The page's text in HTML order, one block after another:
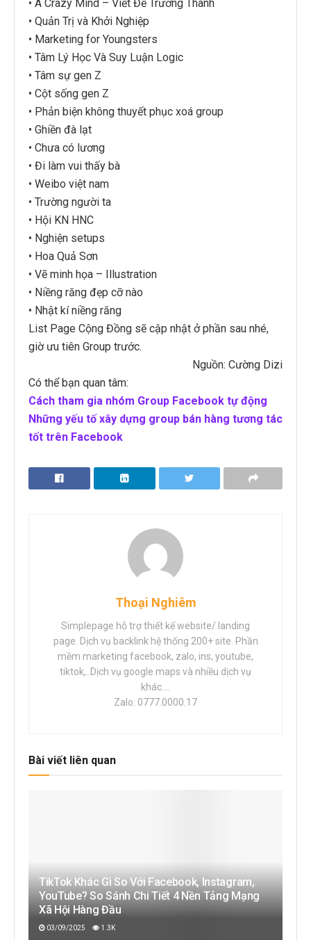
• A Crazy Mind – Viết Để Trưởng Thành
• Quản Trị và Khởi Nghiệp
• Marketing for Youngsters
• Tâm Lý Học Và Suy Luận Logic
• Tâm sự gen Z
• Cột sống gen Z
• Phản biện không thuyết phục xoá group
• Ghiền đà lạt
• Chưa có lương
• Đi làm vui thấy bà
• Weibo việt nam
• Trường người ta
• Hội KN HNC
• Nghiện setups
• Hoa Quả Sơn
• Vẽ minh họa – Illustration
• Niềng răng đẹp cỡ nào
• Nhật kí niềng răng
List Page Cộng Đồng sẽ cập nhật ở phần sau nhé,
giờ ưu tiên Group trước.
Nguồn: Cường Dizi
Có thể bạn quan tâm:
Cách tham gia nhóm Group Facebook tự động
Những yếu tố xây dựng group bán hàng tương tác
tốt trên Facebook
Thoại Nghiêm
Simplepage hỗ trợ thiết kế website/ landing
page. Dịch vụ backlink hệ thống 200+ site. Phần
mềm marketing facebook, zalo, ins, youtube,
tiktok,..Dịch vụ google maps và nhiều dịch vụ
khác....
Zalo: 0777.0000.17
Bài viết liên quan
TikTok Khác Gì So Với Facebook, Instagram,
YouTube? So Sánh Chi Tiết 4 Nền Tảng Mạng
Xã Hội Hàng Đầu
03/09/2025 1.3K